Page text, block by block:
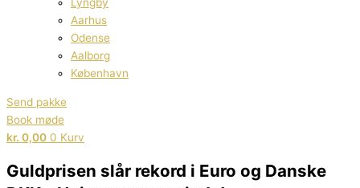
Lyngby
Aarhus
Odense
Aalborg
København
Send pakke
Book møde
kr. 0,00 0 Kurv
Guldprisen slår rekord i Euro og Danske